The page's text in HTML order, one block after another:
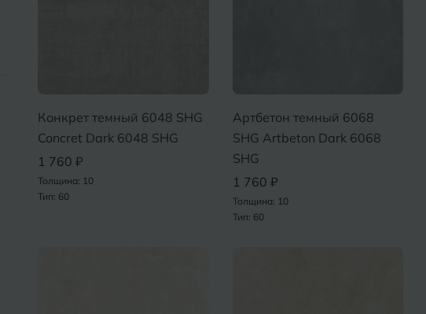
Конкрет темный 6048 SHG
Concret Dark 6048 SHG
1 760 ₽
Толщина: 10
Тип: 60
Артбетон темный 6068
SHG Artbeton Dark 6068
SHG
1 760 ₽
Толщина: 10
Тип: 60
Кемерово